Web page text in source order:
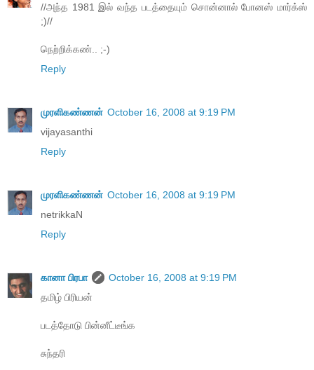
//அந்த 1981 இல் வந்த படத்தையும் சொன்னால் போனஸ் மார்க்ஸ்
;)//
நெற்றிக்கண்.. ;-)
Reply
முரளிகண்ணன் October 16, 2008 at 9:19 PM
vijayasanthi
Reply
முரளிகண்ணன் October 16, 2008 at 9:19 PM
netrikkaN
Reply
கானா பிரபா
October 16, 2008 at 9:19 PM
தமிழ் பிரியன்
படத்தோடு பின்னீட்டீங்க
சுந்தரி